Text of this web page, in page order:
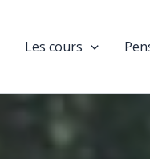
Les cours